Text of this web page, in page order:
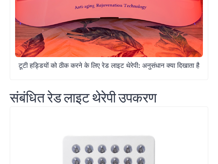
टूटी हड्डियों को ठीक करने के लिए रेड लाइट थेरेपी: अनुसंधान क्या दिखाता है
संबंधित रेड लाइट थेरेपी उपकरण